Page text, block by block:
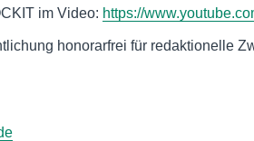
im Video: https://
honorarfrei für redaktionelle